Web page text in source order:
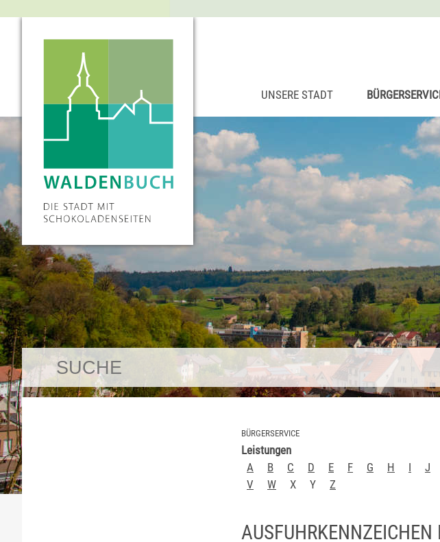
UNSERE STADT
BÜRGERSERVICE
Leistungen
A
B C D E F G H I J
V
W X Y Z
AUSFUHRKENNZEICHEN